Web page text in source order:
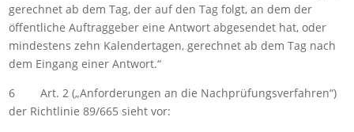
gerechnet ab dem Tag, der auf den Tag folgt, an dem der
öffentliche Auftraggeber eine Antwort abgesendet hat, oder
mindestens zehn Kalendertagen, gerechnet ab dem Tag nach
dem Eingang einer Antwort.“
6 Art. 2 („Anforderungen an die Nachprüfungsverfahren“)
der Richtlinie 89/665 sieht vor: